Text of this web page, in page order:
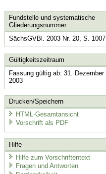
Fundstelle und systematische
Gliederungsnummer
SächsGVBl. 2003 Nr. 20, S. 1007
Gültigkeitszeitraum
Fassung gültig ab: 31. Dezember
2003
Drucken/Speichern
HTML-Gesamtansicht
Vorschrift als PDF
Hilfe
Hilfe zum Vorschriftentext
Fragen und Antworten